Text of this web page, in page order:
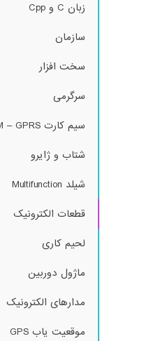
زبان C و Cpp
سازمان
سخت افزار
سرگرمی
سیم کارت GSM – GPRS
شتاب و ژایرو
شیلد Multifunction
قطعات الکترونیک
لحیم کاری
ماژول دوربین
مدارهای الکترونیک
موقعیت یاب GPS